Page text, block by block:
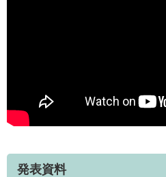
発表資料